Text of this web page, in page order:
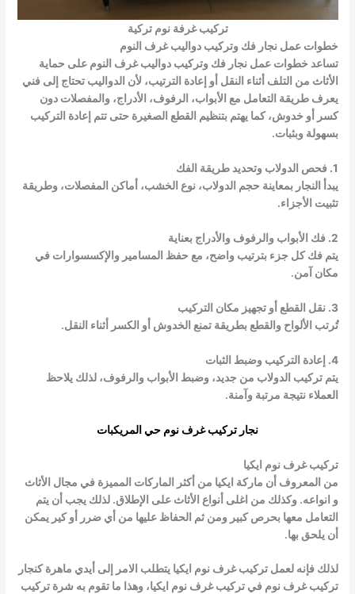
تركيب غرفة نوم تركية
خطوات عمل نجار فك وتركيب دواليب غرف النوم
تساعد خطوات عمل نجار فك وتركيب دواليب غرف النوم على حماية
الأثاث من التلف أثناء النقل أو إعادة الترتيب، لأن الدواليب تحتاج إلى فني
يعرف طريقة التعامل مع الأبواب، الرفوف، الأدراج، والمفصلات دون
كسر أو خدوش، كما يهتم بتنظيم القطع الصغيرة حتى تتم إعادة التركيب
بسهولة وبثبات.
1. فحص الدولاب وتحديد طريقة الفك
يبدأ النجار بمعاينة حجم الدولاب، نوع الخشب، أماكن المفصلات، وطريقة
تثبيت الأجزاء.
2. فك الأبواب والرفوف والأدراج بعناية
يتم فك كل جزء بترتيب واضح، مع حفظ المسامير والإكسسوارات في
مكان آمن.
3. نقل القطع أو تجهيز مكان التركيب
تُرتب الألواح والقطع بطريقة تمنع الخدوش أو الكسر أثناء النقل.
4. إعادة التركيب وضبط الثبات
يتم تركيب الدولاب من جديد، وضبط الأبواب والرفوف، لذلك يلاحظ
العملاء نتيجة مرتبة وآمنة.
نجار تركيب غرف نوم حي المريكبات
تركيب غرف نوم ايكيا
من المعروف أن ماركة ايكيا من أكثر الماركات المميزة في مجال الأثاث
و انواعه. وكذلك من اغلى أنواع الأثاث على الإطلاق. لذلك يجب أن يتم
التعامل معها بحرص كبير ومن ثم الحفاظ عليها من أي ضرر أو كير يمكن
أن يلحق بها.
لذلك فإنه لعملتركيب غرف نوم ايكيا يتطلب الامر إلى أيدي ماهرة كنجار
تركيب غرف نوم فيتركيب غرف نوم ايكيا، وهذا ما تقوم به شرةتركيب